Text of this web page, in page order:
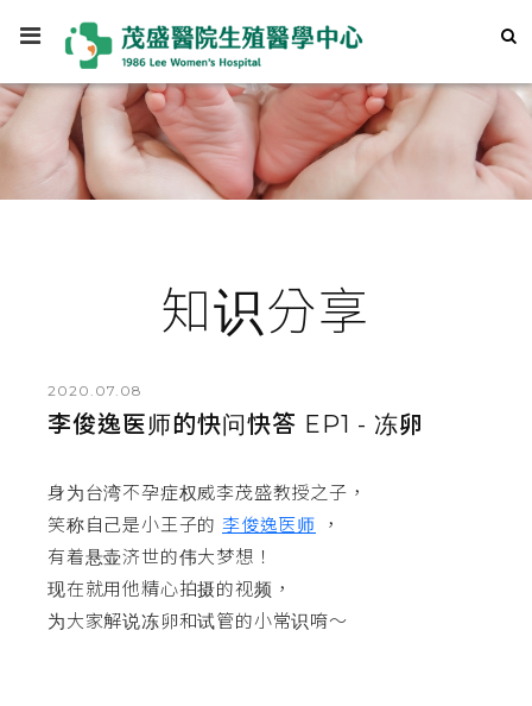
知识分享
2020.07.08
李俊逸医师的快问快答 EP1 - 冻卵
身为台湾不孕症权威李茂盛教授之子，
笑称自己是小王子的李俊逸医师 ，
有着悬壶济世的伟大梦想！
现在就用他精心拍摄的视频，
为大家解说冻卵和试管的小常识唷～